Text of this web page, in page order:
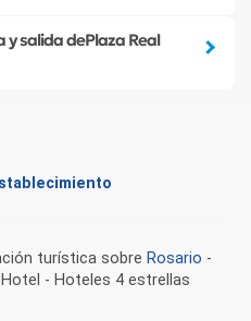
y salida dePlaza Real
turística sobre Rosario -
- Hoteles 4 estrellas